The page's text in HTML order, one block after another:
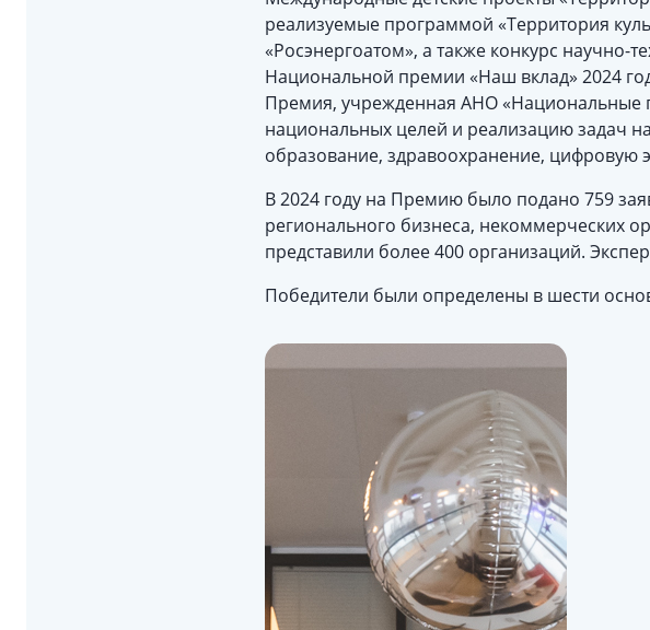
реализуемые программой «Территория
«Росэнергоатом», а также конкурс научно-
Национальной премии «Наш вклад» 2024
Премия, учрежденная АНО «Национальные
национальных целей и реализацию задач
образование, здравоохранение, цифровую
В 2024 году на Премию было подано 759
регионального бизнеса, некоммерческих
представили более 400 организаций.
Победители были определены в шести